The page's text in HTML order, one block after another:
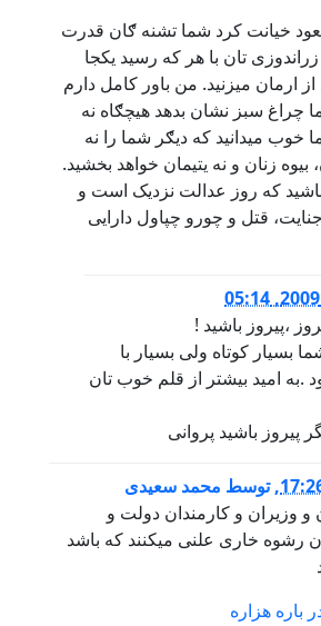
خیانت کرد شما تشنه ګان قدرت
تان با هر که رسید یکجا
ارمان میزنید. من باور کامل دارم
چراغ سبز نشان بدهد هیچګاه نه
خوب میدانید که دیګر شما را نه
بیوه زنان و نه یتیمان خواهد بخشید.
که روز عدالت نزدیک است و
قتل و چورو چپاول دارایی
،پیروز باشید !
بسیار کوتاه ولی بسیار با
.به امید بیشتر از قلم خوب تان
پیروز باشید پروانی
,توسط محمد سعیدی
و وزیران و کارمندان دولت و
رشوه خاری علنی میکنند که باشد
باره هزاره